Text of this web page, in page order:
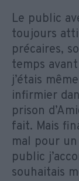
Le public
toujours
précaires,
temps
j’étais
infirmier
prison
fait. Mais
mal pour
public
souhaitais